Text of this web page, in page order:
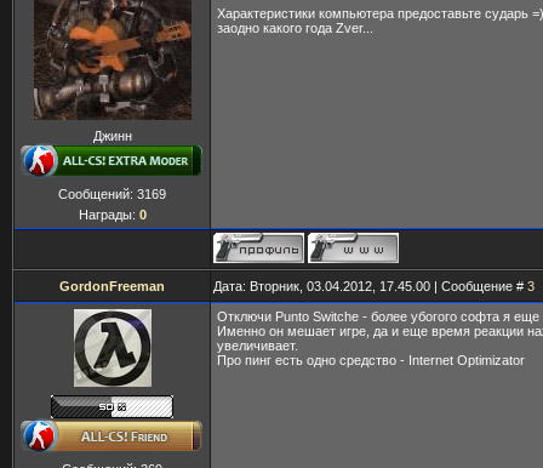
Джинн
Сообщений: 3169
Награды: 0
Характеристики компьютера предоставьте сударь
заодно какого года Zver...
GordonFreeman Дата: Вторник, 03.04.2012, 17.45.00 | Сообщение # 3
Отключи Punto Switche - более убогого софта я еще
Именно он мешает игре, да и еще время реакции
увеличивает.
Про пинг есть одно средство - Internet Optimizator